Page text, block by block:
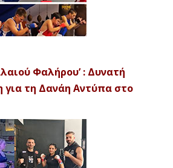
Φαλήρου’ : Δυνατή
για τη Δανάη Αντύπα στο